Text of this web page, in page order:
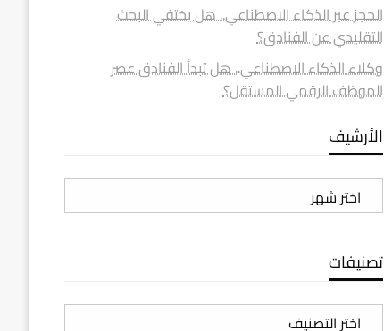
الحجز عبر الذكاء الاصطناعي.. هل يختفي البحث
التقليدي عن الفنادق؟
وكلاء الذكاء الاصطناعي.. هل تبدأ الفنادق عصر
الموظف الرقمي المستقل؟
الأرشيف
الأرشيف
تصنيفات
تصنيفات